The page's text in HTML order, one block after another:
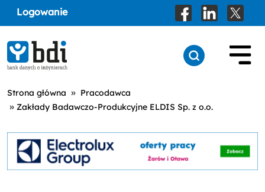
Logowanie
Strona główna » Pracodawca
» Zakłady Badawczo-Produkcyjne ELDIS Sp. z o.o.